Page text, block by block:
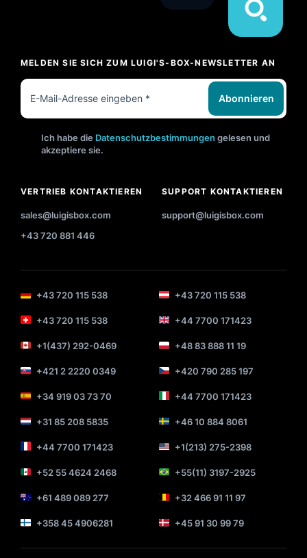
MELDEN SIE SICH ZUM LUIGI'S-BOX-NEWSLETTER AN
Abonnieren
Ich habe die Datenschutzbestimmungen gelesen und
akzeptiere sie.
VERTRIEB KONTAKTIEREN
sales@luigisbox.com
+43 720 881 446
SUPPORT KONTAKTIEREN
support@luigisbox.com
+43 720 115 538 +43 720 115 538
+43 720 115 538 +44 7700 171423
+1(437) 292-0469 +48 83 888 11 19
+421 2 2220 0349 +420 790 285 197
+34 919 03 73 70 +44 7700 171423
+31 85 208 5835 +46 10 884 8061
+44 7700 171423 +1(213) 275-2398
+52 55 4624 2468 +55(11) 3197-2925
+61 489 089 277 +32 466 91 11 97
+358 45 4906281 +45 91 30 99 79